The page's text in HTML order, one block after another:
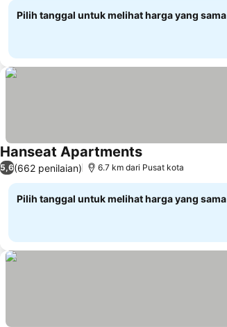
Pilih tanggal untuk melihat harga yang sama
Hanseat ApartmentsLihat harga
5,6(662 penilaian) 6.7 km dari Pusat kota
Pilih tanggal untuk melihat harga yang sama